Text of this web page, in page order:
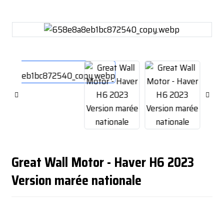
Great Wall Motor - Haver H6 2023
Version marée nationale